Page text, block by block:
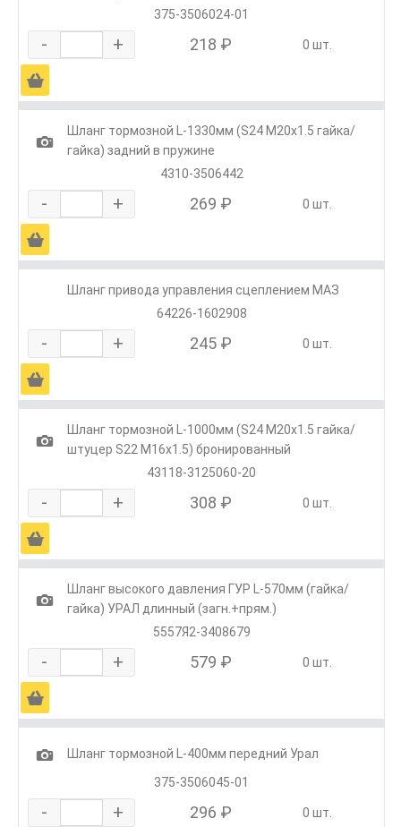
375-3506024-01
- + 218 ₽ 0 шт.
Ä
1
Шланг тормозной L-1330мм (S24 М20х1.5 гайка/
гайка) задний в пружине
4310-3506442
- + 269 ₽ 0 шт.
Ä
Шланг привода управления сцеплением МАЗ
64226-1602908
- + 245 ₽ 0 шт.
Ä
1
Шланг тормозной L-1000мм (S24 М20х1.5 гайка/
штуцер S22 M16х1.5) бронированный
43118-3125060-20
- + 308 ₽ 0 шт.
Ä
1
Шланг высокого давления ГУР L-570мм (гайка/
гайка) УРАЛ длинный (загн.+прям.)
5557Я2-3408679
- + 579 ₽ 0 шт.
Ä
1
Шланг тормозной L-400мм передний Урал
375-3506045-01
- + 296 ₽ 0 шт.